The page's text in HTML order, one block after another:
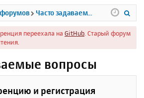
р
у
м
о
д
Часто задаваемые вопросы
переехала на GitHub . Старый форум
вопросы
и регистрация